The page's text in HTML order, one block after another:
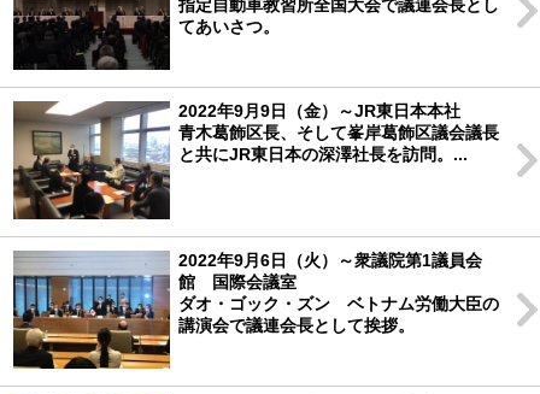
指定自動車教習所全国大会で議連会長とし
てあいさつ。
2022年9月9日（金）～JR東日本本社
青木葛飾区長、そして峯岸葛飾区議会議長
と共にJR東日本の深澤社長を訪問。...
2022年9月6日（火）～衆議院第1議員会
館 国際会議室
ダオ・ゴック・ズン ベトナム労働大臣の
講演会で議連会長として挨拶。